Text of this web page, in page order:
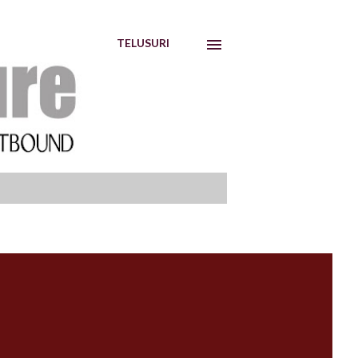
TELUSURI